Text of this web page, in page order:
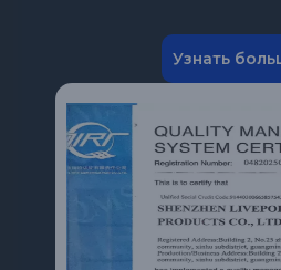
Узнать